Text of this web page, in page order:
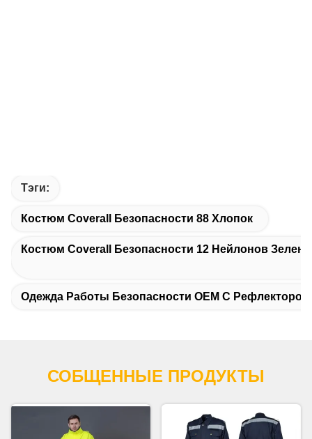
Тэги:
Костюм Coverall Безопасности 88 Хлопок
Костюм Coverall Безопасности 12 Нейлонов
Одежда Работы Безопасности OEM С Рефлектором
СОБЩЕННЫЕ ПРОДУКТЫ